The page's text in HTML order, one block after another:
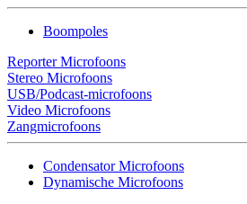
Boompoles
Reporter Microfoons
Stereo Microfoons
USB/Podcast-microfoons
Video Microfoons
Zangmicrofoons
Condensator Microfoons
Dynamische Microfoons